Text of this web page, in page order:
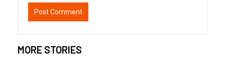
MORE STORIES